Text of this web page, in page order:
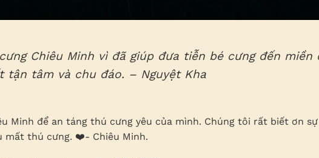
Chiêu Minh vì đã giúp đưa tiễn bé cưng đến miền
tận tâm và chu đáo. – Nguyệt Kha
Minh để an táng thú cưng yêu của mình. Chúng tôi rất biết ơn
mất thú cưng. ❤️- Chiêu Minh.